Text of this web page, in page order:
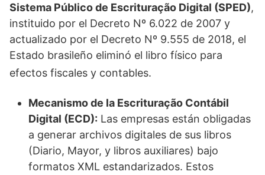
Sistema Público de Escrituração Digital (SPED),
instituido por el Decreto Nº 6.022 de 2007 y
actualizado por el Decreto Nº 9.555 de 2018, el
Estado brasileño eliminó el libro físico para
efectos fiscales y contables.
Mecanismo de la Escrituração Contábil
Digital (ECD): Las empresas están obligadas
a generar archivos digitales de sus libros
(Diario, Mayor, y libros auxiliares) bajo
formatos XML estandarizados. Estos